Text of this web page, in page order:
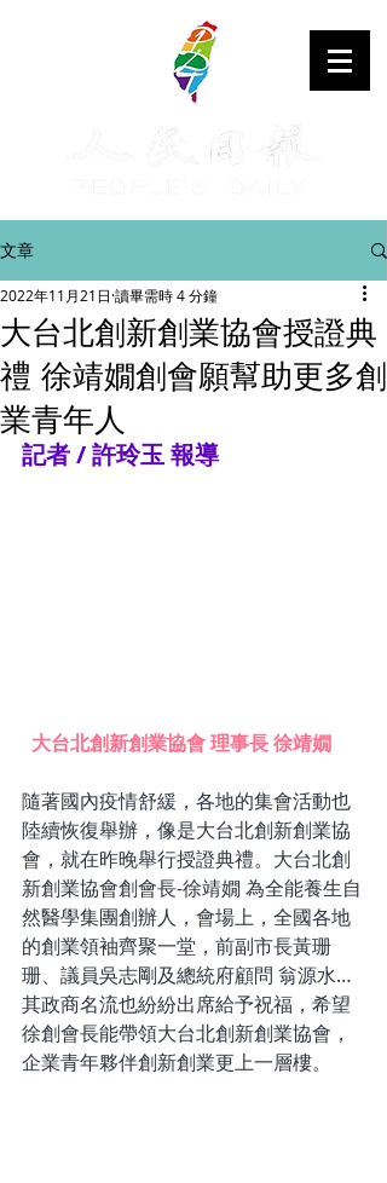
文章
大台北創新創業協會授證典
禮 徐靖嫺創會願幫助更多創
業青年人
2022年11月21日 讀畢需時 4 分鐘
記者 / 許玲玉 報導
大台北創新創業協會 理事長 徐靖嫺
隨著國內疫情舒緩，各地的集會活動也
陸續恢復舉辦，像是大台北創新創業協
會，就在昨晚舉行授證典禮。大台北創
新創業協會創會長-徐靖嫺 為全能養生自
然醫學集團創辦人，會場上，全國各地
的創業領袖齊聚一堂，前副市長黃珊
珊、議員吳志剛及總統府顧問 翁源水…
其政商名流也紛紛出席給予祝福，希望
徐創會長能帶領大台北創新創業協會，
企業青年夥伴創新創業更上一層樓。